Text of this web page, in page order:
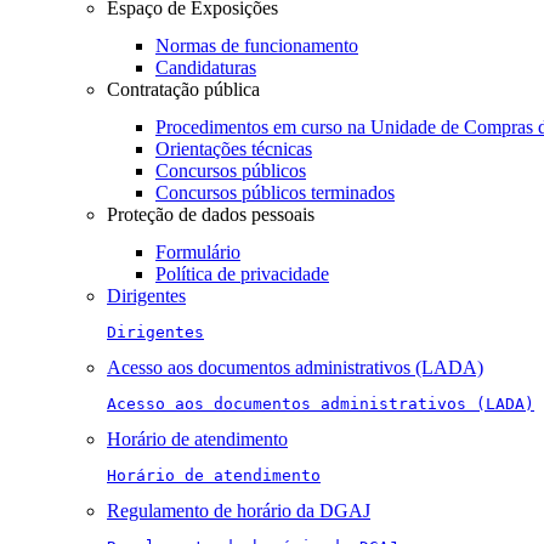
Espaço de Exposições
Normas de funcionamento
Candidaturas
Contratação pública
Procedimentos em curso na Unidade de Compras
Orientações técnicas
Concursos públicos
Concursos públicos terminados
Proteção de dados pessoais
Formulário
Política de privacidade
Dirigentes
Dirigentes
Acesso aos documentos administrativos (LADA)
Acesso aos documentos administrativos (LADA)
Horário de atendimento
Horário de atendimento
Regulamento de horário da DGAJ